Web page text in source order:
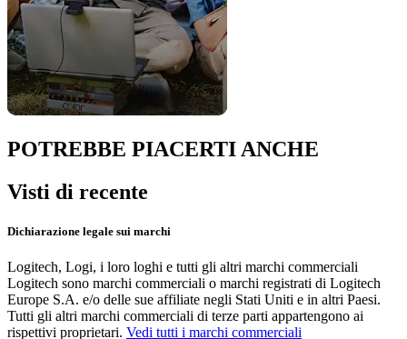
POTREBBE PIACERTI ANCHE
Visti di recente
Dichiarazione legale sui marchi
Logitech, Logi, i loro loghi e tutti gli altri marchi commerciali
Logitech sono marchi commerciali o marchi registrati di Logitech
Europe S.A. e/o delle sue affiliate negli Stati Uniti e in altri Paesi.
Tutti gli altri marchi commerciali di terze parti appartengono ai
rispettivi proprietari. Vedi tutti i marchi commerciali